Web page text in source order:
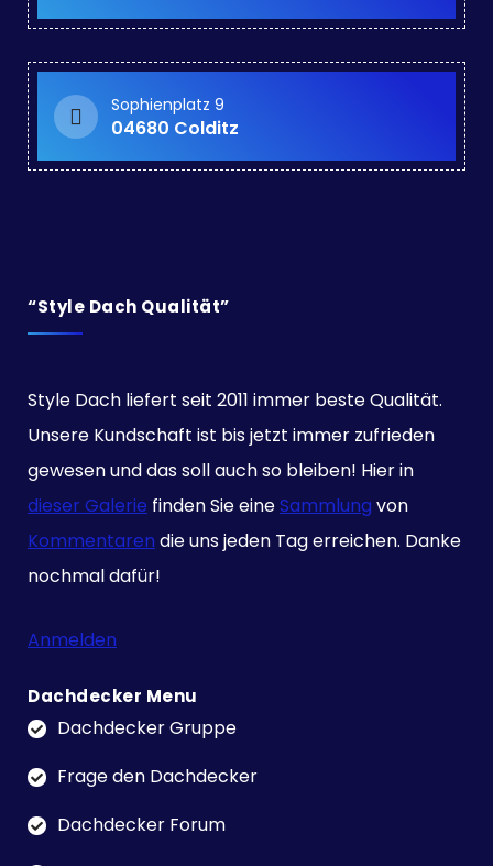
Sophienplatz 9
04680 Colditz
“Style Dach Qualität”
Style Dach liefert seit 2011 immer beste Qualität.
Unsere Kundschaft ist bis jetzt immer zufrieden
gewesen und das soll auch so bleiben! Hier in
dieser Galerie finden Sie eineSammlung von
Kommentaren die uns jeden Tag erreichen. Danke
nochmal dafür!
Anmelden
Dachdecker Menu
Dachdecker Gruppe
Frage den Dachdecker
Dachdecker Forum